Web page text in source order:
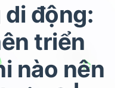
động:
triển
nào nên